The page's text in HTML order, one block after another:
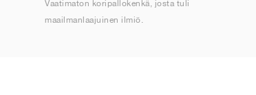
Vaatimaton koripallokenkä, josta tuli
maailmanlaajuinen ilmiö.